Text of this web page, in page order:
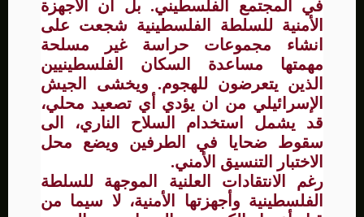
في المجتمع الفلسطيني. بل ان الأجهزة
الأمنية للسلطة الفلسطينية شجعت على
انشاء مجموعات حراسة غير مسلحة
مهمتها مساعدة السكان الفلسطينيين
الذين يتعرضون للهجوم. ويخشى الجيش
الإسرائيلي من ان يؤدي أي تصعيد محلي،
قد يشمل استخدام السلاح الناري، الى
سقوط ضحايا في الطرفين ويضع محل
الاختبار التنسيق الأمني.
رغم الانتقادات العلنية الموجهة للسلطة
الفلسطينية وأجهزتها الأمنية، لا سيما من